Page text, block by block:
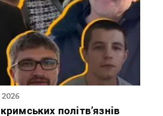
політв’язнів